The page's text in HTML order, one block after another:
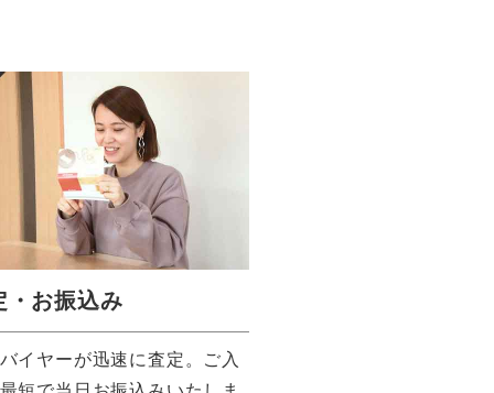
・お振込み
イヤーが迅速に査定。ご入